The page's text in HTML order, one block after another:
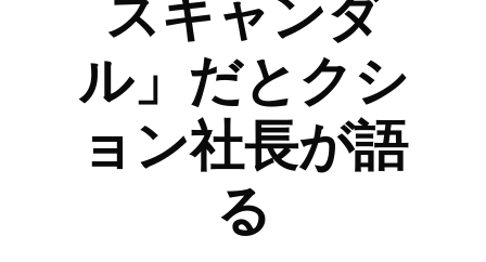
スキャンダ
ル」だとクシ
ョン社長が語
る